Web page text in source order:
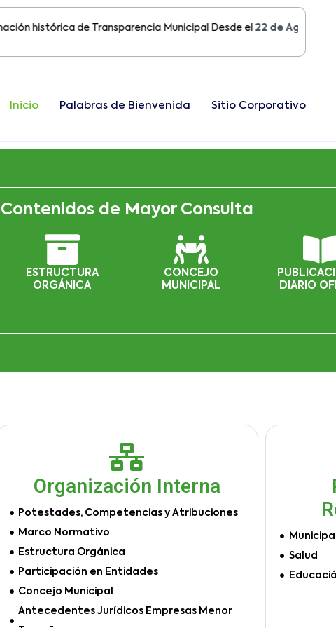
de Transparencia Municipal Desde el22 de Agosto del 2019
Inicio Palabras de Bienvenida Sitio Corporativo
Contenidos de Mayor Consulta
ESTRUCTURA
ORGÁNICA
CONCEJO
MUNICIPAL
DIARIO
Organización Interna
Potestades, Competencias y Atribuciones
Marco Normativo
Estructura Orgánica
Participación en Entidades
Concejo Municipal
Antecedentes Jurídicos Empresas Menor
Municipal
Salud